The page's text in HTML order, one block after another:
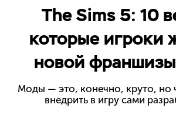
The Sims 5: 10
которые игроки
новой
Моды — это, конечно, круто, но
внедрить в игру сами